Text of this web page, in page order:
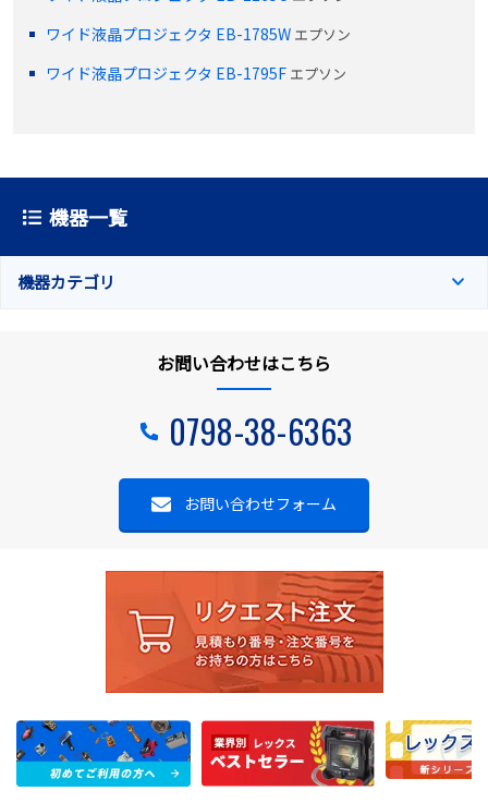
ワイド液晶プロジェクタ EB-1785W エプソン
ワイド液晶プロジェクタ EB-1795F エプソン
機器一覧
機器カテゴリ
お問い合わせはこちら
0798-38-6363
お問い合わせフォーム